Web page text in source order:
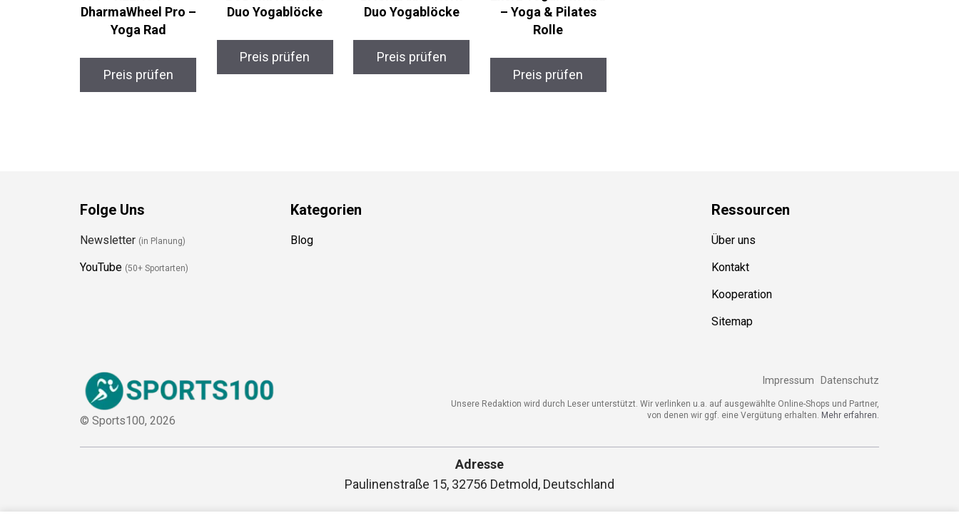
REEHUT
DharmaWheel Pro
Preis prüfen
BODYMATE Kork
Preis prüfen
BACKLAxx® Kork
Preis prüfen
Exerz YogaFlex
Rad – Yoga &
Preis prüfen
Unsere Redaktion wird durch Leser unterstützt. Wir verlinken u.a. auf ausgewählte Online-Shops und Partner,
Adresse